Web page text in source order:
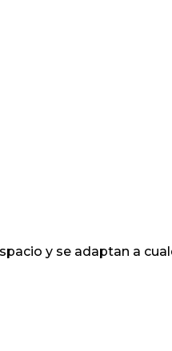
y se adaptan a